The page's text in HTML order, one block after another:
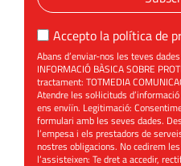
Accepto la política de
Abans d’enviar-nos les teves
INFORMACIÓ BÀSICA SOBRE
tractament: TOTMEDIA
Atendre les sol·licituds
ens enviïn. Legitimació:
formulari amb les seves dades.
l’empesa i els prestadors de
nostres obligacions. No cedirem
l’assisteixen: Te dret a accedir,